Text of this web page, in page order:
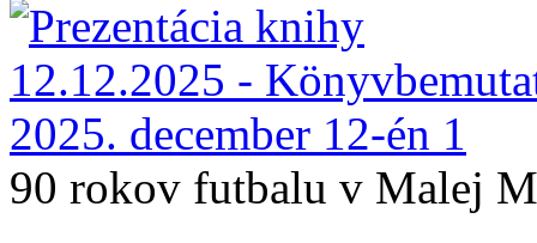
90 rokov futbalu v Malej